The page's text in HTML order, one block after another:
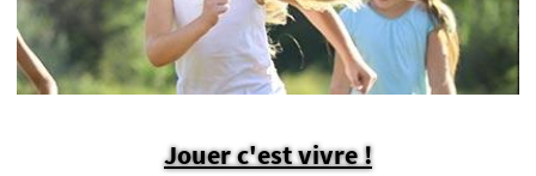
Jouer c'est vivre !